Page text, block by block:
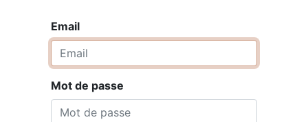
Email
Mot de passe